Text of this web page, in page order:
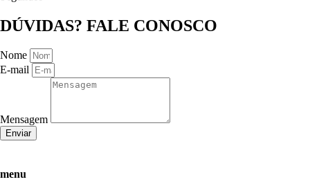
DÚVIDAS? FALE CONOSCO
Nome
E-mail
Mensagem
Enviar
menu